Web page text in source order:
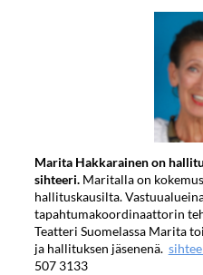
Marita Hakkarainenon
sihteeri.Maritalla on
hallituskausilta.
tapahtumakoordinaattorin
Teatteri Suomelassa Marita
ja hallituksen jäsenenä.
507 3133